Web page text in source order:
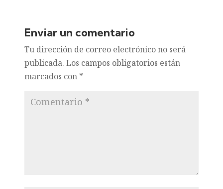
Enviar un comentario
Tu dirección de correo electrónico no será
publicada. Los campos obligatorios están
marcados con *